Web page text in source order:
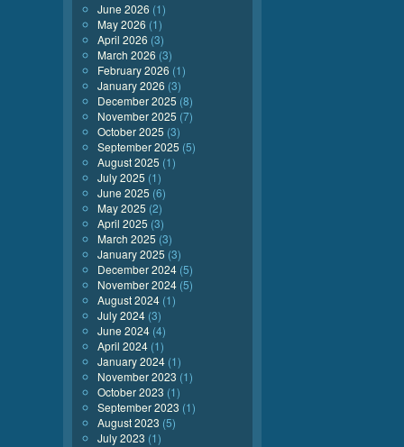
June 2026 (1)
May 2026 (1)
April 2026 (3)
March 2026 (3)
February 2026 (1)
January 2026 (3)
December 2025 (8)
November 2025 (7)
October 2025 (3)
September 2025 (5)
August 2025 (1)
July 2025 (1)
June 2025 (6)
May 2025 (2)
April 2025 (3)
March 2025 (3)
January 2025 (3)
December 2024 (5)
November 2024 (5)
August 2024 (1)
July 2024 (3)
June 2024 (4)
April 2024 (1)
January 2024 (1)
November 2023 (1)
October 2023 (1)
September 2023 (1)
August 2023 (5)
July 2023 (1)